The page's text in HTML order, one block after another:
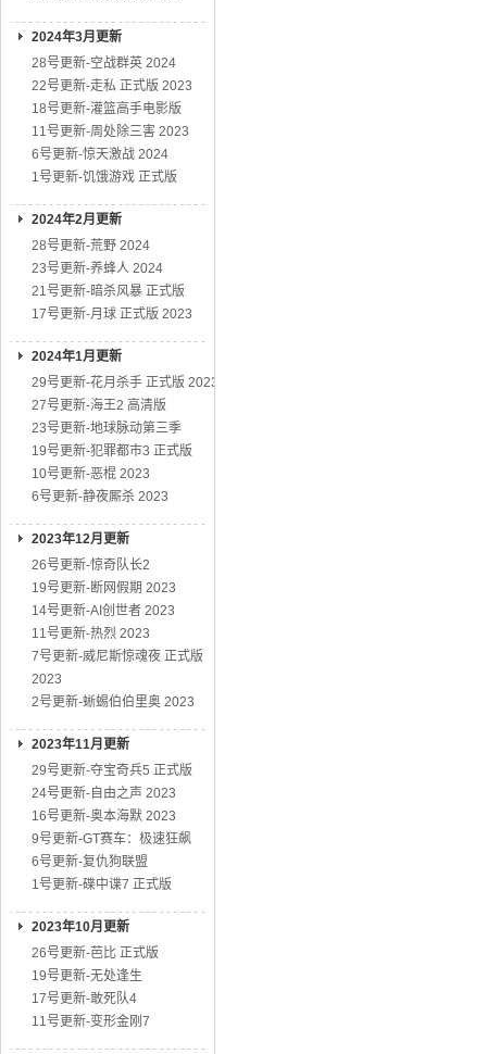
2024年3月更新
28号更新-空战群英 2024
22号更新-走私 正式版 2023
18号更新-灌篮高手电影版
11号更新-周处除三害 2023
6号更新-惊天激战 2024
1号更新-饥饿游戏 正式版
2024年2月更新
28号更新-荒野 2024
23号更新-养蜂人 2024
21号更新-暗杀风暴 正式版
17号更新-月球 正式版 2023
2024年1月更新
29号更新-花月杀手 正式版 2023
27号更新-海王2 高清版
23号更新-地球脉动第三季
19号更新-犯罪都市3 正式版
10号更新-恶棍 2023
6号更新-静夜厮杀 2023
2023年12月更新
26号更新-惊奇队长2
19号更新-断网假期 2023
14号更新-AI创世者 2023
11号更新-热烈 2023
7号更新-威尼斯惊魂夜 正式版
2023
2号更新-蜥蜴伯伯里奥 2023
2023年11月更新
29号更新-夺宝奇兵5 正式版
24号更新-自由之声 2023
16号更新-奥本海默 2023
9号更新-GT赛车：极速狂飙
6号更新-复仇狗联盟
1号更新-碟中谍7 正式版
2023年10月更新
26号更新-芭比 正式版
19号更新-无处逢生
17号更新-敢死队4
11号更新-变形金刚7